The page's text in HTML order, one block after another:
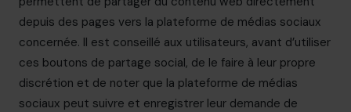
depuis des pages vers la plateforme de médias sociaux
concernée. Il est conseillé aux utilisateurs, avant d’utiliser
ces boutons de partage social, de le faire à leur propre
discrétion et de noter que la plateforme de médias
sociaux peut suivre et enregistrer leur demande de